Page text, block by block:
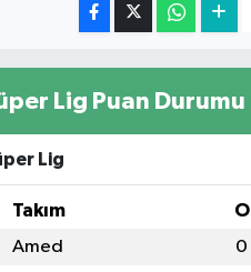
Lig Puan Durumu
Lig
Takım O
Amed 0